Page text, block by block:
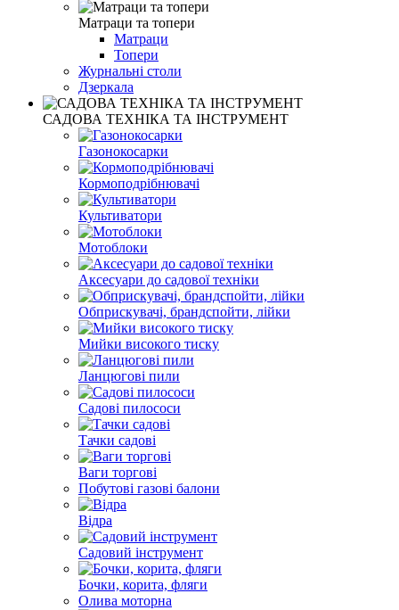
Матраци та топери
Матраци
Топери
Журнальні столи
Дзеркала
САДОВА ТЕХНІКА ТА ІНСТРУМЕНТ
Газонокосарки
Кормоподрібнювачі
Культиватори
Мотоблоки
Аксесуари до садової техніки
Обприскувачі, брандспойти, лійки
Мийки високого тиску
Ланцюгові пили
Садові пилососи
Тачки садові
Ваги торгові
Побутові газові балони
Відра
Садовий інструмент
Бочки, корита, фляги
Олива моторна